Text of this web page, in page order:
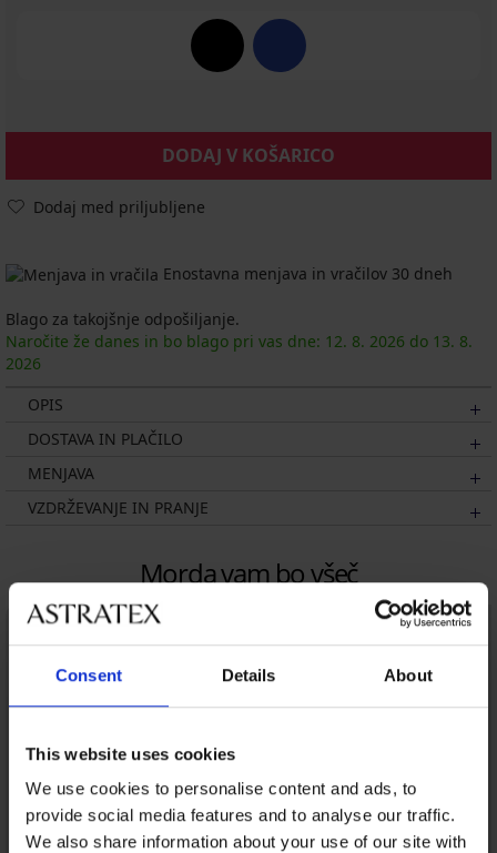
Consent Details About
This website uses cookies
We use cookies to personalise content and ads, to
provide social media features and to analyse our traffic.
We also share information about your use of our site with
DODAJ V KOŠARICO
Dodaj med priljubljene
Enostavna menjava in vračilov 30 dneh
Blago za takojšnje odpošiljanje.
Naročite že danes in bo blago pri vas dne: 12. 8. 2026 do 13. 8.
2026
OPIS
DOSTAVA IN PLAČILO
MENJAVA
VZDRŽEVANJE IN PRANJE
Morda vam bo všeč